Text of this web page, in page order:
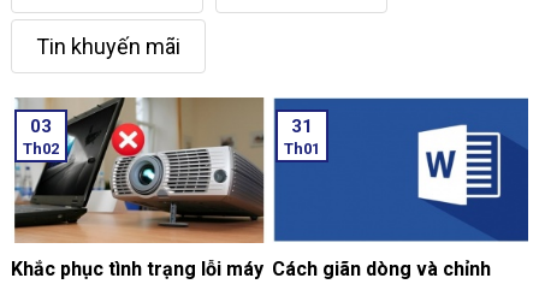
Tin khuyến mãi
03
Th02
Khắc phục tình trạng lỗi máy
31
Th01
Cách giãn dòng và chỉnh